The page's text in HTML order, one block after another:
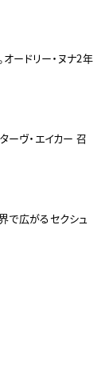
オードリー・ヌナ2年
ーヴ・エイカー 召
で広がるセクシュ